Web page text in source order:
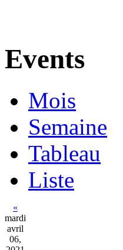
Events
Mois
Semaine
Tableau
Liste
«
mardi
avril
06,